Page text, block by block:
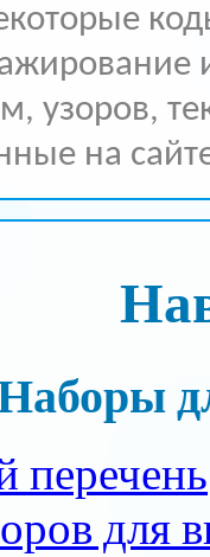
узоров,
на
перечень
для